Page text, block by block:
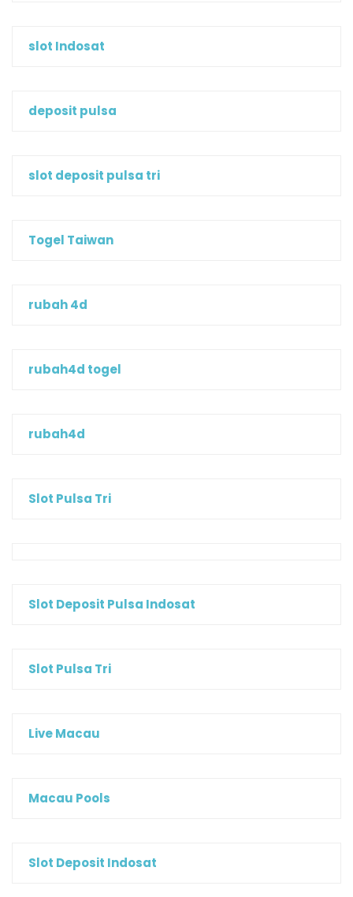
slot Indosat
deposit pulsa
slot deposit pulsa tri
Togel Taiwan
rubah 4d
rubah4d togel
rubah4d
Slot Pulsa Tri
Slot Deposit Pulsa Indosat
Slot Pulsa Tri
Live Macau
Macau Pools
Slot Deposit Indosat